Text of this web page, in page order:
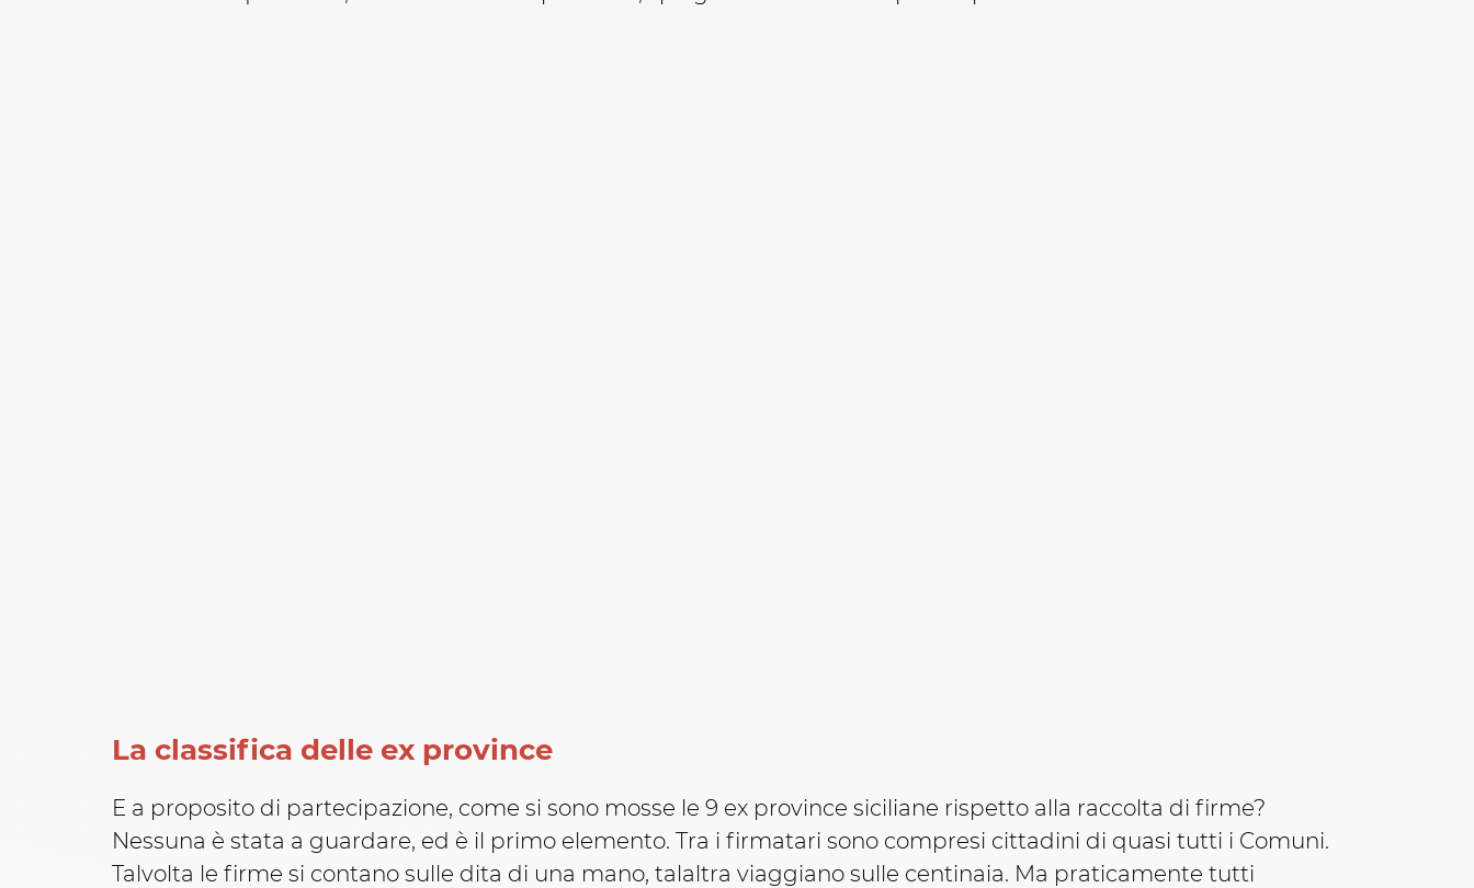
La classifica delle ex province
E a proposito di partecipazione, come si sono mosse le 9 ex province siciliane rispetto alla raccolta di firme?
Nessuna è stata a guardare, ed è il primo elemento. Tra i firmatari sono compresi cittadini di quasi tutti i Comuni.
Talvolta le firme si contano sulle dita di una mano, talaltra viaggiano sulle centinaia. Ma praticamente tutti